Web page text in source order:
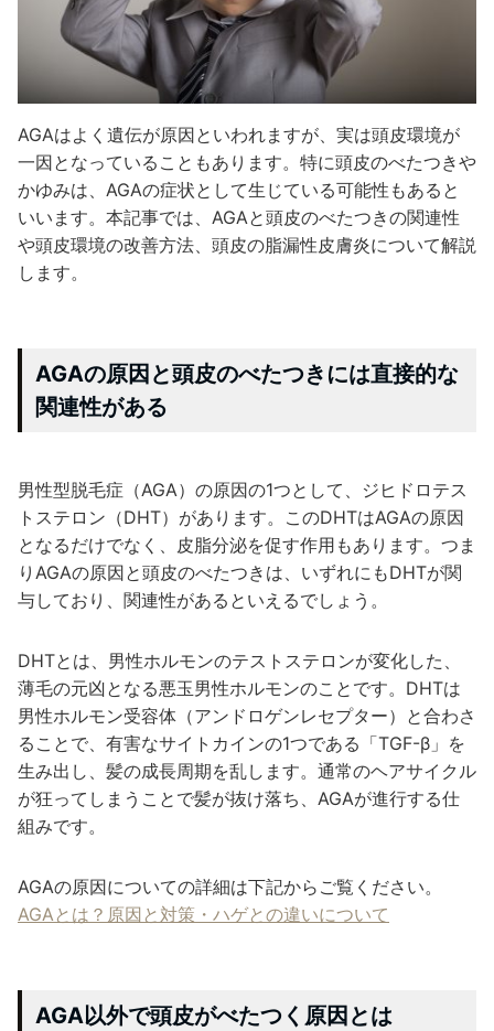
AGAはよく遺伝が原因といわれますが、実は頭皮環境が
一因となっていることもあります。特に頭皮のべたつきや
かゆみは、AGAの症状として生じている可能性もあると
いいます。本記事では、AGAと頭皮のべたつきの関連性
や頭皮環境の改善方法、頭皮の脂漏性皮膚炎について解説
します。
AGAの原因と頭皮のべたつきには直接的な
関連性がある
男性型脱毛症（AGA）の原因の1つとして、ジヒドロテス
トステロン（DHT）があります。このDHTはAGAの原因
となるだけでなく、皮脂分泌を促す作用もあります。つま
りAGAの原因と頭皮のべたつきは、いずれにもDHTが関
与しており、関連性があるといえるでしょう。
DHTとは、男性ホルモンのテストステロンが変化した、
薄毛の元凶となる悪玉男性ホルモンのことです。DHTは
男性ホルモン受容体（アンドロゲンレセプター）と合わさ
ることで、有害なサイトカインの1つである「TGF-β」を
生み出し、髪の成長周期を乱します。通常のヘアサイクル
が狂ってしまうことで髪が抜け落ち、AGAが進行する仕
組みです。
AGAの原因についての詳細は下記からご覧ください。
AGAとは？原因と対策・ハゲとの違いについて
AGA以外で頭皮がべたつく原因とは